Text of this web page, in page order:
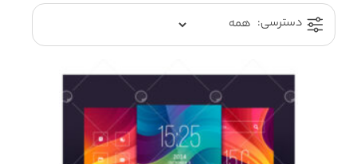
دسترسی: